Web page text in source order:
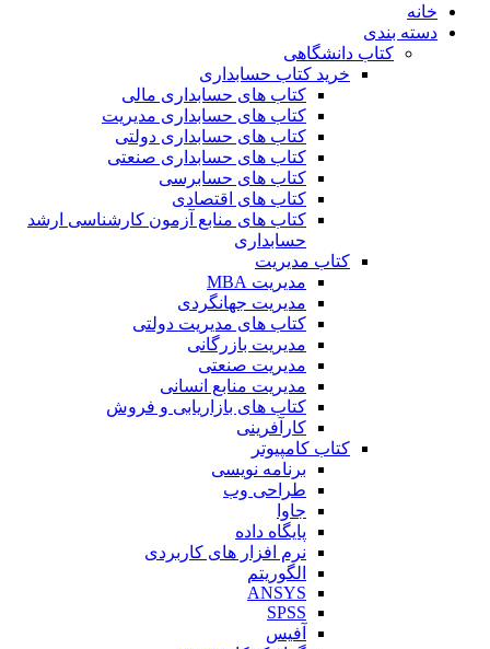
خانه
دسته بندی
کتاب دانشگاهی
خرید کتاب حسابداری
کتاب های حسابداری مالی
کتاب های حسابداری مدیریت
کتاب های حسابداری دولتی
کتاب های حسابداری صنعتی
کتاب های حسابرسی
کتاب های اقتصادی
کتاب های منابع آزمون کارشناسی ارشد
حسابداری
کتاب مدیریت
مدیریت MBA
مدیریت جهانگردی
کتاب های مدیریت دولتی
مدیریت بازرگانی
مدیریت صنعتی
مدیریت منابع انسانی
کتاب های بازاریابی و فروش
کارآفرینی
کتاب کامپیوتر
برنامه نویسی
طراحی وب
جاوا
پایگاه داده
نرم افزار های کاربردی
الگوریتم
ANSYS
SPSS
آفیس